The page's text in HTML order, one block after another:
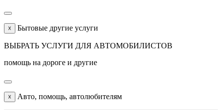
☓ Бытовые другие услуги
ВЫБРАТЬ УСЛУГИ ДЛЯ АВТОМОБИЛИСТОВ
помощь на дороге и другие
☓ Авто, помощь, автолюбителям